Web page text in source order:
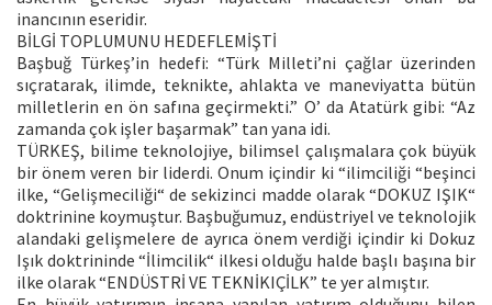
inancının eseridir.
BİLGİ TOPLUMUNU HEDEFLEMİŞTİ
Başbuğ Türkeş’in hedefi: “Türk Milleti’ni çağlar üzerinden
sıçratarak, ilimde, teknikte, ahlakta ve maneviyatta bütün
milletlerin en ön safına geçirmekti.” O’ da Atatürk gibi: “Az
zamanda çok işler başarmak” tan yana idi.
TÜRKEŞ, bilime teknolojiye, bilimsel çalışmalara çok büyük
bir önem veren bir liderdi. Onum içindir ki “ilimciliği “beşinci
ilke, “Gelişmeciliği“ de sekizinci madde olarak “DOKUZ IŞIK“
doktrinine koymuştur. Başbuğumuz, endüstriyel ve teknolojik
alandaki gelişmelere de ayrıca önem verdiği içindir ki Dokuz
Işık doktrininde “İlimcilik“ ilkesi olduğu halde başlı başına bir
ilke olarak “ENDÜSTRİ VE TEKNİKIÇİLK” te yer almıştır.